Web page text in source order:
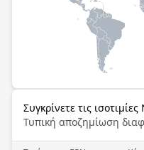
Συγκρίνετε τις
Τυπική αποζημίωση